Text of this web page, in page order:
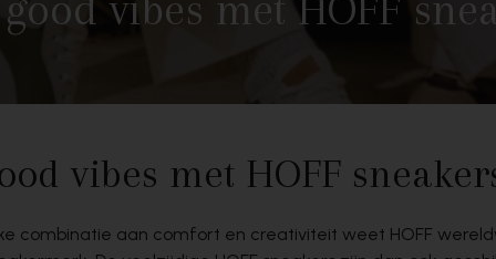
vibes met HOFF
combinatie aan comfort en creativiteit weet HOFF